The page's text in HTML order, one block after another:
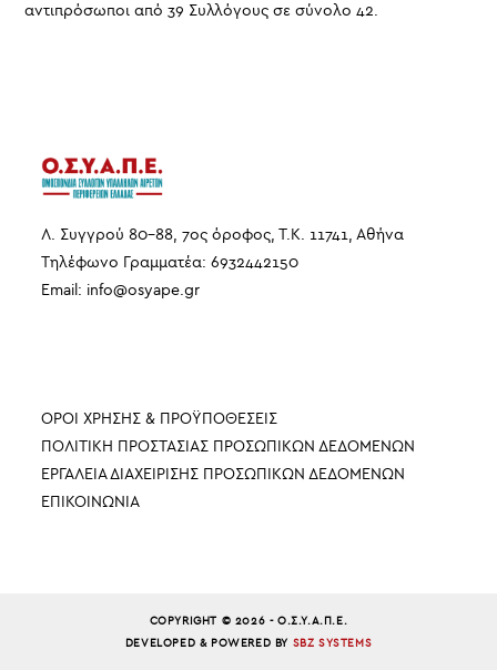
αντιπρόσωποι από 39 Συλλόγους σε σύνολο 42.
Λ. Συγγρού 80-88, 7ος όροφος, Τ.Κ. 11741, Αθήνα
Τηλέφωνο Γραμματέα: 6932442150
Email: info@osyape.gr
ΟΡΟΙ ΧΡΗΣΗΣ & ΠΡΟΫΠΟΘΕΣΕΙΣ
ΠΟΛΙΤΙΚΗ ΠΡΟΣΤΑΣΙΑΣ ΠΡΟΣΩΠΙΚΩΝ ΔΕΔΟΜΕΝΩΝ
ΕΡΓΑΛΕΙΑ ΔΙΑΧΕΙΡΙΣΗΣ ΠΡΟΣΩΠΙΚΩΝ ΔΕΔΟΜΕΝΩΝ
ΕΠΙΚΟΙΝΩΝΙΑ
COPYRIGHT © 2026 - Ο.Σ.Υ.Α.Π.Ε.
DEVELOPED & POWERED BY SBZ SYSTEMS